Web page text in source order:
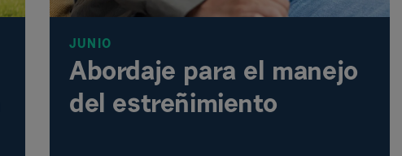
JUNIO
Abordaje para el manejo
del estreñimiento